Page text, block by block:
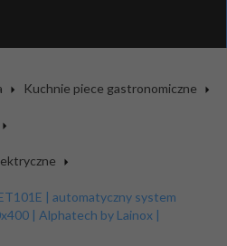
Kuchnie piece gastronomiczne
| automatyczny system
| Alphatech by Lainox |